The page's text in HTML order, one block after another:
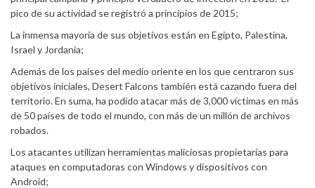
pico de su actividad se registró a principios de 2015;
La inmensa mayoría de sus objetivos están en Egipto, Palestina,
Israel y Jordania;
Además de los países del medio oriente en los que centraron sus
objetivos iniciales, Desert Falcons también está cazando fuera del
territorio. En suma, ha podido atacar más de 3,000 víctimas en más
de 50 países de todo el mundo, con más de un millón de archivos
robados.
Los atacantes utilizan herramientas maliciosas propietarias para
ataques en computadoras con Windows y dispositivos con
Android;